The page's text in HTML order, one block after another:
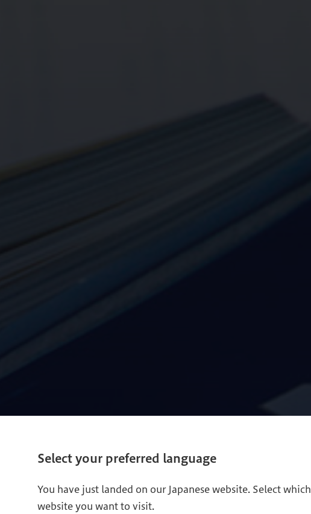
Select your preferred language
You have just landed on our Japanese website. Select which
website you want to visit.